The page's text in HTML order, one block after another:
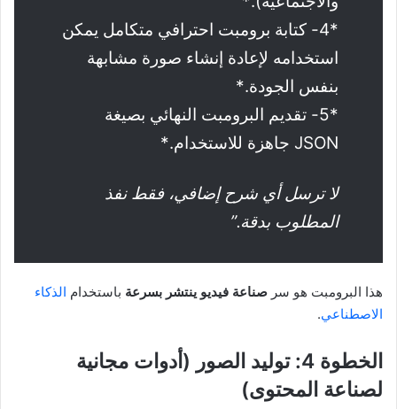
*4- كتابة برومبت احترافي متكامل يمكن
استخدامه لإعادة إنشاء صورة مشابهة
بنفس الجودة.*
*5- تقديم البرومبت النهائي بصيغة
JSON جاهزة للاستخدام.*
لا ترسل أي شرح إضافي، فقط نفذ
المطلوب بدقة.”
هذا البرومبت هو سر صناعة فيديو ينتشر بسرعة باستخدام الذكاء
الاصطناعي.
الخطوة 4: توليد الصور (أدوات مجانية
لصناعة المحتوى)